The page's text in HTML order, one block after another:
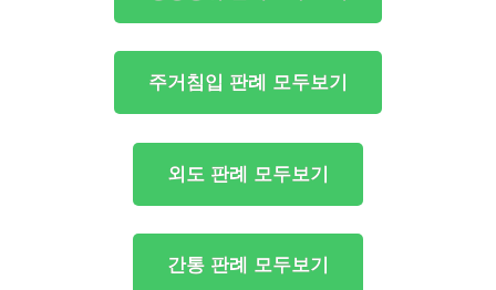
주거침입 판례 모두보기
외도 판례 모두보기
간통 판례 모두보기